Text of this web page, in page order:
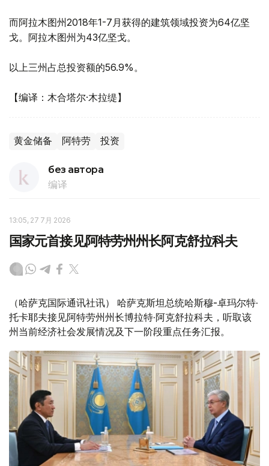
而阿拉木图州2018年1-7月获得的建筑领域投资为64亿坚
戈。阿拉木图州为43亿坚戈。
以上三州占总投资额的56.9%。
【编译：木合塔尔·木拉缇】
黄金储备 阿特劳 投资
без автора
编译
13:05, 27 7月 2026
国家元首接见阿特劳州州长阿克舒拉科夫
（哈萨克国际通讯社讯） 哈萨克斯坦总统哈斯穆-卓玛尔特·
托卡耶夫接见阿特劳州州长博拉特·阿克舒拉科夫，听取该
州当前经济社会发展情况及下一阶段重点任务汇报。